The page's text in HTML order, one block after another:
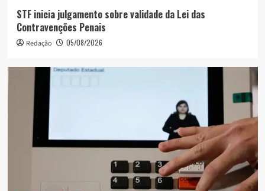
STF inicia julgamento sobre validade da Lei das
Contravenções Penais
Redação 05/08/2026